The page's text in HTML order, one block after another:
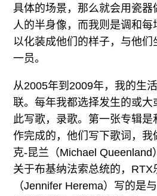
具体的场景，那么就会用瓷器
人的半身像，而我则是调和每
以化装成他们的样子，与他
一员。
从2005年到2009年，我的生
联。每年我都选择发生的或大
此写歌，录歌。第一张专辑
作完成的，他们写下歌词，我
克-昆兰（Michael Queenland
关于布基纳法索总统的，RTX
（Jennifer Herema）写的是